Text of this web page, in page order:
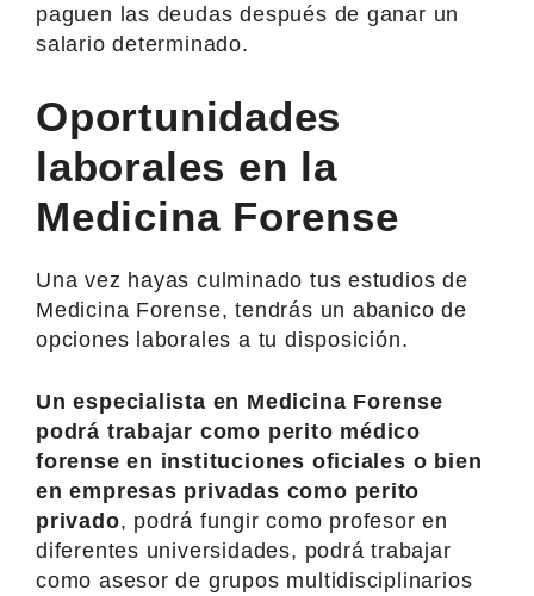
paguen las deudas después de ganar un
salario determinado.
Oportunidades
laborales en la
Medicina Forense
Una vez hayas culminado tus estudios de
Medicina Forense, tendrás un abanico de
opciones laborales a tu disposición.
Un especialista en Medicina Forense
podrá trabajar como perito médico
forense en instituciones oficiales o bien
en empresas privadas como perito
privado, podrá fungir como profesor en
diferentes universidades, podrá trabajar
como asesor de grupos multidisciplinarios